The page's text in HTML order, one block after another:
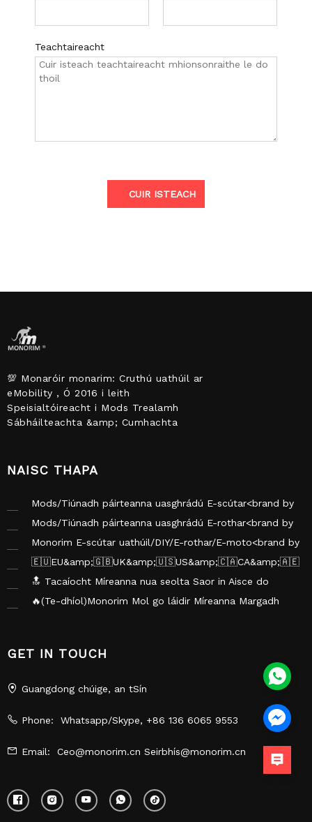
Teachtaireacht
CUIR ISTEACH
💯 Monaróir monarim: Cruthú uathúil ar
eMobility , Ó 2016 i leith
Speisialtóireacht i Mods Trealamh
Sábháilteachta &amp; Cumhachta
NAISC THAPA
Mods/Tiúnadh páirteanna uasghrádú E-scútar<brand by
monorim></brand>
Mods/Tiúnadh páirteanna uasghrádú E-rothar<brand by
monorim></brand>
Monorim E-scútar uathúil/DIY/E-rothar/E-moto<brand by
monorim></brand>
🇪🇺EU&amp;🇬🇧UK&amp;🇺🇸US&amp;🇨🇦CA&amp;🇦🇪
UAE Stoc ar Fáil
🔝 Tacaíocht Míreanna nua seolta Saor in Aisce do
chomhar KOL/Blagálaithe
🔥(Te-dhíol)Monorim Mol go láidir Míreanna Margadh
GET IN TOUCH
Guangdong chúige, an tSín
Phone: Whatsapp/Skype, +86 136 6065 9553
Email: Ceo@monorim.cn Seirbhís@monorim.cn